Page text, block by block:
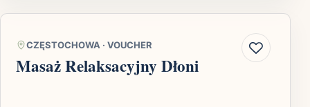
CZĘSTOCHOWA · VOUCHER
Masaż Relaksacyjny Dłoni